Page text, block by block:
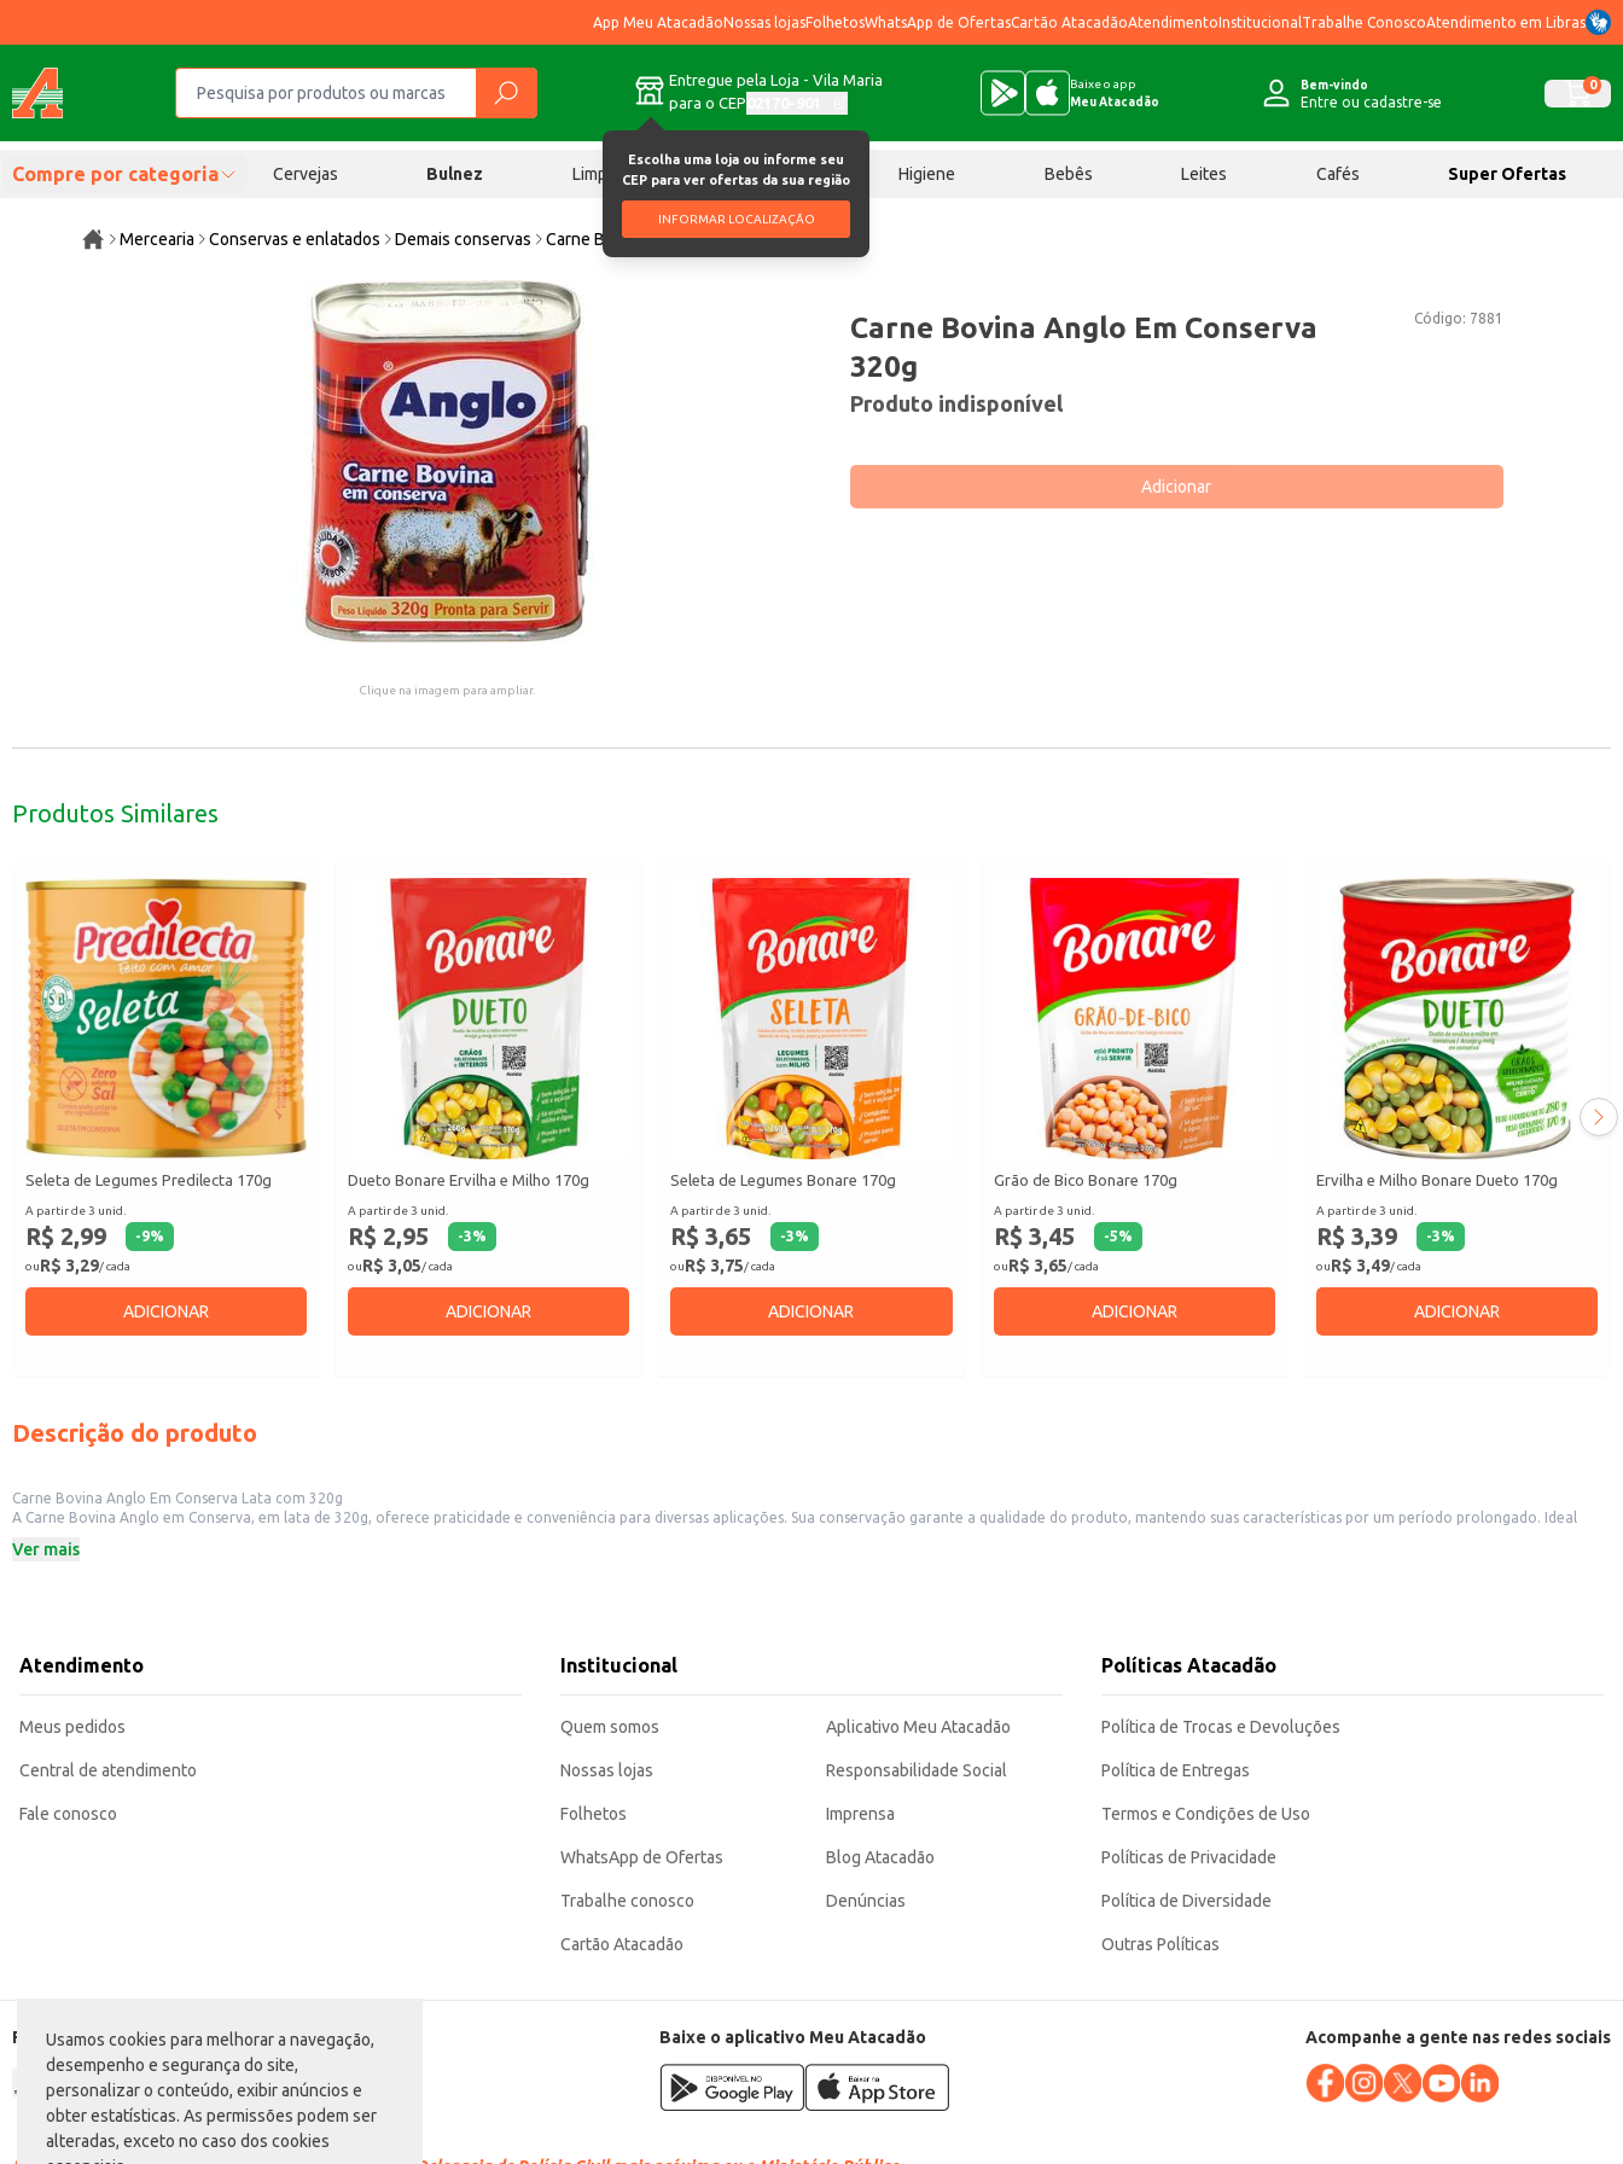
Usamos cookies para melhorar a navegação,
desempenho e segurança do site,
personalizar o conteúdo, exibir anúncios e
obter estatísticas. As permissões podem ser
alteradas, exceto no caso dos cookies
App Meu AtacadãoNossas lojasFolhetosWhatsApp de OfertasCartão AtacadãoAtendimentoInstitucional Trabalhe ConoscoAtendimento em Libras
Entregue pela Loja - Vila Maria
para o CEP
Escolha uma loja ou informe seu
CEP para ver ofertas da sua região
INFORMAR LOCALIZAÇÃO
Baixe o app
Meu Atacadão
Bem-vindo
Entre ou cadastre-se
0
Compre por categoria Cervejas Bulnez Limpeza Chocolates Higiene Bebês Leites Cafés Super Ofertas
Mercearia Conservas e enlatados Demais conservas Carne Bovina Anglo Em Conserva 320g
Clique na imagem para ampliar.
Código: 7881
Carne Bovina Anglo Em Conserva
320g
Produto indisponível
Adicionar
Produtos Similares
Seleta de Legumes Predilecta 170g
A partir de 3 unid.
R$ 2,99 -9%
ouR$ 3,29/ cada
ADICIONAR
Dueto Bonare Ervilha e Milho 170g
A partir de 3 unid.
R$ 2,95 -3%
ouR$ 3,05/ cada
ADICIONAR
Seleta de Legumes Bonare 170g
A partir de 3 unid.
R$ 3,65 -3%
ouR$ 3,75/ cada
ADICIONAR
Grão de Bico Bonare 170g
A partir de 3 unid.
R$ 3,45 -5%
ouR$ 3,65/ cada
ADICIONAR
Ervilha e Milho Bonare Dueto 170g
A partir de 3 unid.
R$ 3,39 -3%
ouR$ 3,49/ cada
ADICIONAR
Descrição do produto
Carne Bovina Anglo Em Conserva Lata com 320g
A Carne Bovina Anglo em Conserva, em lata de 320g, oferece praticidade e conveniência para diversas aplicações. Sua conservação garante a qualidade do produto, mantendo suas características por um período prolongado. Ideal
rápidas e saborosas.
A Carne Bovina Anglo em Conserva é uma solução eficiente e versátil, atendendo às necessidades de estabelecimentos comerciais e consumidores finais que buscam praticidade e qualidade em um único produto. Sua conservação
adequada garante um produto seguro e confiável para o consumo.
Departamento: Mercearia
Conteúdo: 320g
Ver mais
Atendimento
Meus pedidos
Central de atendimento
Fale conosco
Institucional
Quem somos
Nossas lojas
Folhetos
WhatsApp de Ofertas
Trabalhe conosco
Cartão Atacadão
Aplicativo Meu Atacadão
Responsabilidade Social
Imprensa
Blog Atacadão
Denúncias
Políticas Atacadão
Política de Trocas e Devoluções
Política de Entregas
Termos e Condições de Uso
Políticas de Privacidade
Política de Diversidade
Outras Políticas
Formas de pagamento Baixe o aplicativo Meu Atacadão Acompanhe a gente nas redes sociais